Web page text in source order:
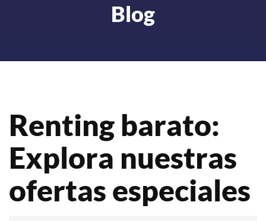
Blog
Renting barato:
Explora nuestras
ofertas especiales